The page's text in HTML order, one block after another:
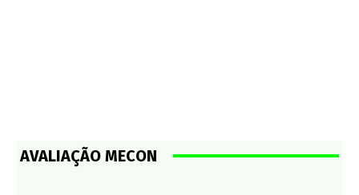
AVALIAÇÃO MECON